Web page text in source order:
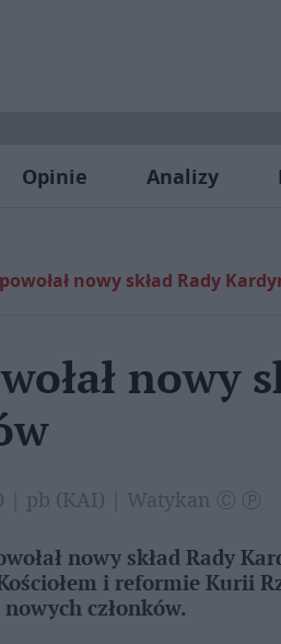
Opinie Analizy
nowy skład Rady
nowy
| pb (KAI) | Watykan Ⓒ Ⓟ
nowy skład Rady
i reformie Kurii
członków.